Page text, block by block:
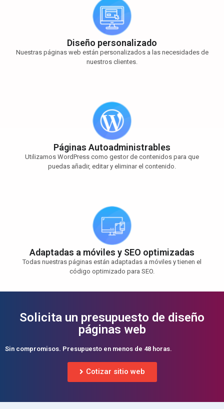
Diseño personalizado
Nuestras páginas web están personalizados a las necesidades de
nuestros clientes.
Páginas Autoadministrables
Utilizamos WordPress como gestor de contenidos para que
puedas añadir, editar y eliminar el contenido.
Adaptadas a móviles y SEO optimizadas
Todas nuestras páginas están adaptadas a móviles y tienen el
código optimizado para SEO.
Solicita un presupuesto de diseño
páginas web
Sin compromisos. Presupuesto en menos de 48 horas.
Cotizar sitio web